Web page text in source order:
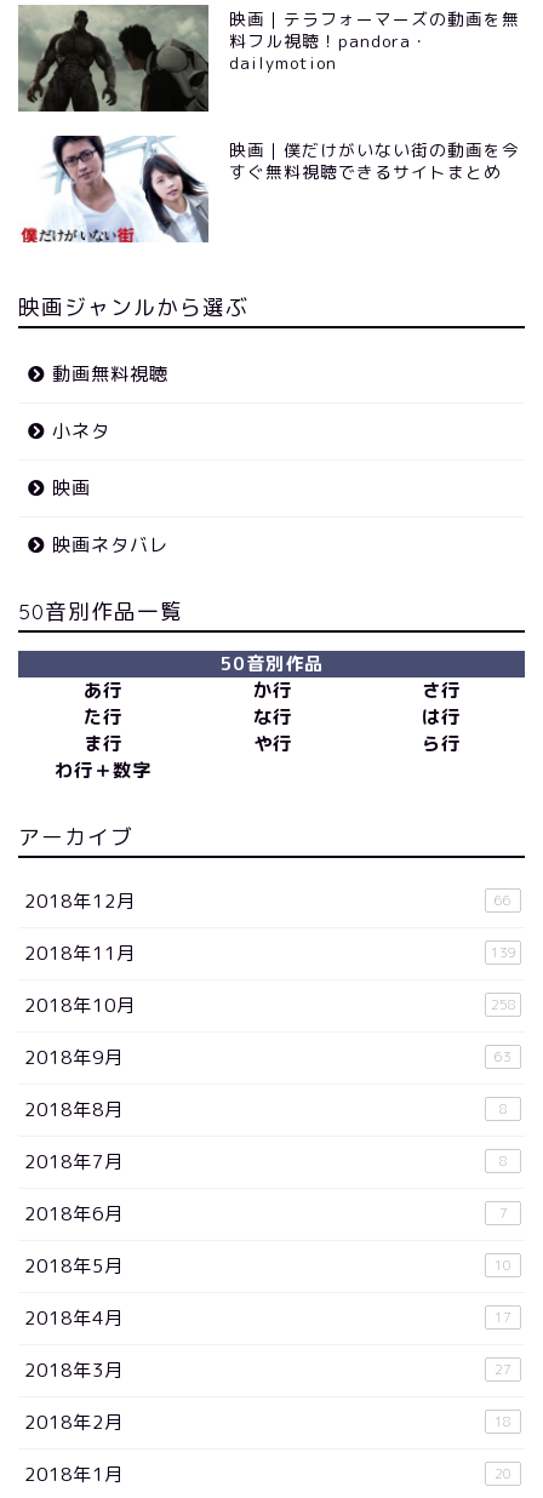
映画｜テラフォーマーズの動画を無
料フル視聴！pandora・
dailymotion
映画｜僕だけがいない街の動画を今
すぐ無料視聴できるサイトまとめ
映画ジャンルから選ぶ
動画無料視聴
小ネタ
映画
映画ネタバレ
50音別作品一覧
50音別作品
あ行
か行
さ行
た行
な行
は行
ま行
や行
ら行
わ行＋数字
アーカイブ
2018年12月 66
2018年11月 139
2018年10月 258
2018年9月 63
2018年8月 8
2018年7月 8
2018年6月 7
2018年5月 10
2018年4月 17
2018年3月 27
2018年2月 18
2018年1月 20